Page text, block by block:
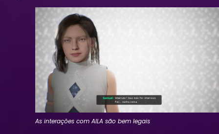
As interações com AILA são bem legais